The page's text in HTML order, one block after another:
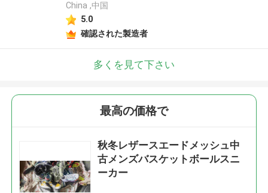
China ,中国
5.0
確認された製造者
多くを見て下さい
最高の価格で
秋冬レザースエードメッシュ中
古メンズバスケットボールスニ
ーカー